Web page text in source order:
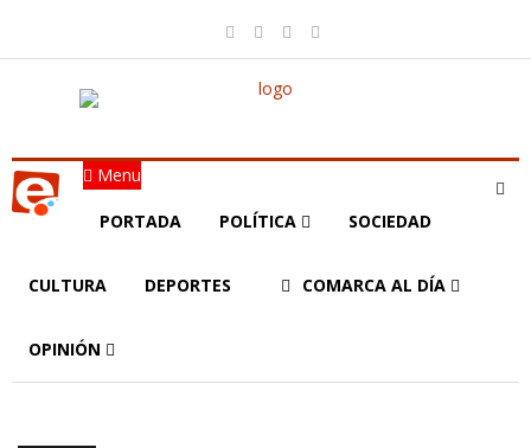
Menu
PORTADA POLÍTICA SOCIEDAD
CULTURA DEPORTES COMARCA AL DÍA
OPINIÓN